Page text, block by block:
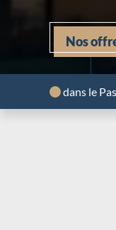
Nos
Chargement...
dans le